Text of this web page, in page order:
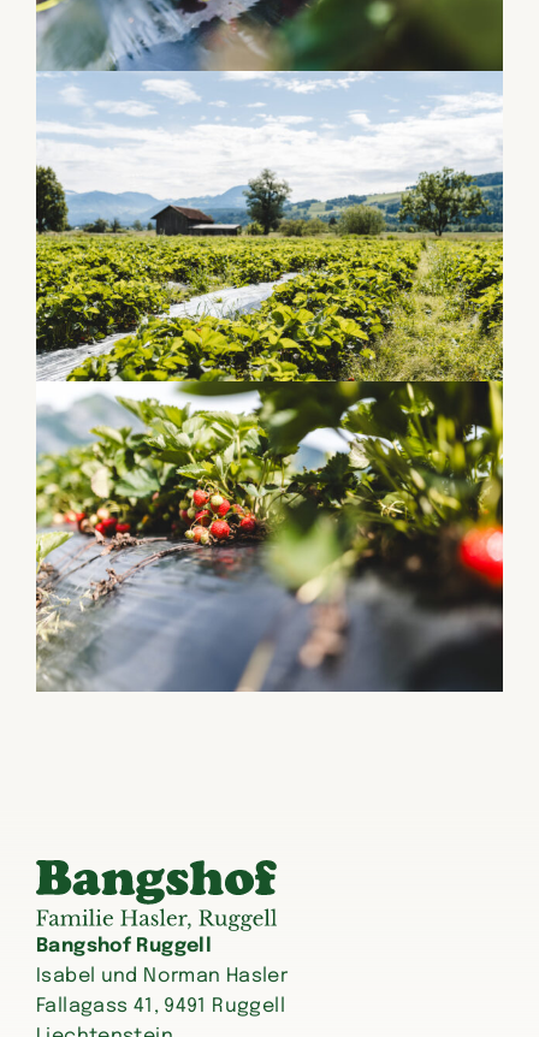
Bangshof Ruggell
Isabel und Norman Hasler
Fallagass 41, 9491 Ruggell